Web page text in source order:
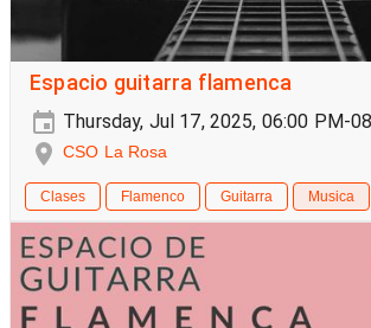
Espacio guitarra flamenca
Thursday, Jul 17, 2025, 06:00 PM-
CSO La Rosa
Clases Flamenco Guitarra Musica